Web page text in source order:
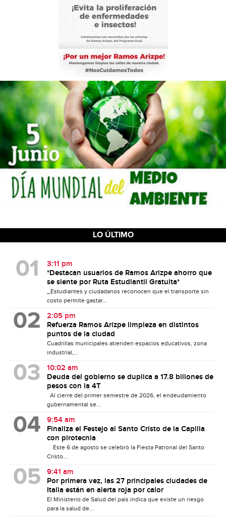
LO ÚLTIMO
3:11 pm
*Destacan usuarios de Ramos Arizpe ahorro que
se siente por Ruta Estudiantil Gratuita*
_Estudiantes y ciudadanos reconocen que el transporte sin
costo permite gastar...
2:05 pm
Refuerza Ramos Arizpe limpieza en distintos
puntos de la ciudad
Cuadrillas municipales atienden espacios educativos, zona
industrial,...
10:02 am
Deuda del gobierno se duplica a 17.8 billones de
pesos con la 4T
Al cierre del primer semestre de 2026, el endeudamiento
gubernamental se...
9:54 am
Finaliza el Festejo al Santo Cristo de la Capilla
con pirotecnia
Este 6 de agosto se celebró la Fiesta Patronal del Santo
Cristo...
9:41 am
Por primera vez, las 27 principales ciudades de
Italia están en alerta roja por calor
El Ministerio de Salud del país indica que existe un riesgo
para la salud de...